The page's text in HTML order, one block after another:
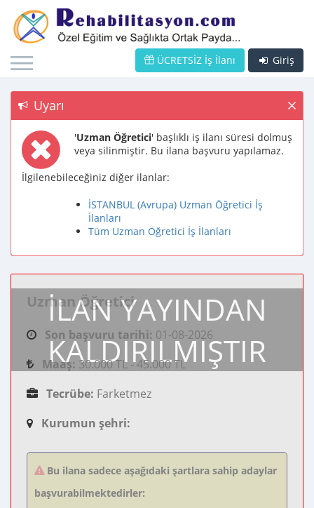
Giriş
ÜCRETSİZ İş İlanı
Uyarı
'Uzman Öğretici' başlıklı iş ilanı süresi dolmuş
veya silinmiştir. Bu ilana başvuru yapılamaz.
İlgilenebileceğiniz diğer ilanlar:
İSTANBUL (Avrupa) Uzman Öğretici İş
İlanları
Tüm Uzman Öğretici İş İlanları
İLAN YAYINDAN
KALDIRILMIŞTIR
Uzman Öğretici
Son başvuru tarihi: 01-08-2026
Maaş: 30.000 TL - 45.000 TL
Tecrübe: Farketmez
Kurumun şehri:
Bu ilana sadece aşağıdaki şartlara sahip adaylar
başvurabilmektedirler: